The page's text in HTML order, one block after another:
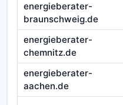
energieberater-
braunschweig.de
energieberater-
chemnitz.de
energieberater-
aachen.de